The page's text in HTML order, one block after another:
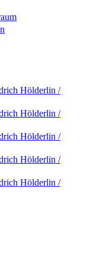
Hölderlin /
Hölderlin /
Hölderlin /
Hölderlin /
Hölderlin /